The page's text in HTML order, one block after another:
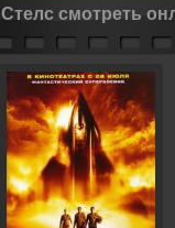
Стелс смотреть